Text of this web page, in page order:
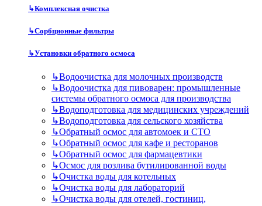
↳Комплексная очистка
↳Сорбционные фильтры
↳Установки обратного осмоса
↳Водоочистка для молочных производств
↳Водоочистка для пивоварен: промышленные
системы обратного осмоса для производства
↳Водоподготовка для медицинских учреждений
↳Водоподготовка для сельского хозяйства
↳Обратный осмос для автомоек и СТО
↳Обратный осмос для кафе и ресторанов
↳Обратный осмос для фармацевтики
↳Осмос для розлива бутилированной воды
↳Очистка воды для котельных
↳Очистка воды для лабораторий
↳Очистка воды для отелей, гостиниц,